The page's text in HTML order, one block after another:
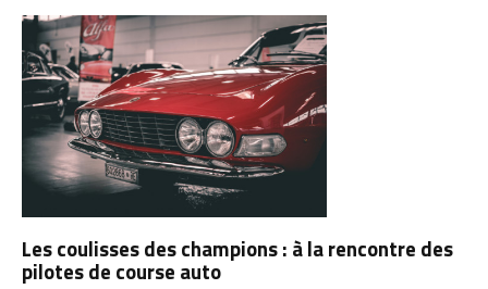
Les coulisses des champions : à la rencontre des
pilotes de course auto